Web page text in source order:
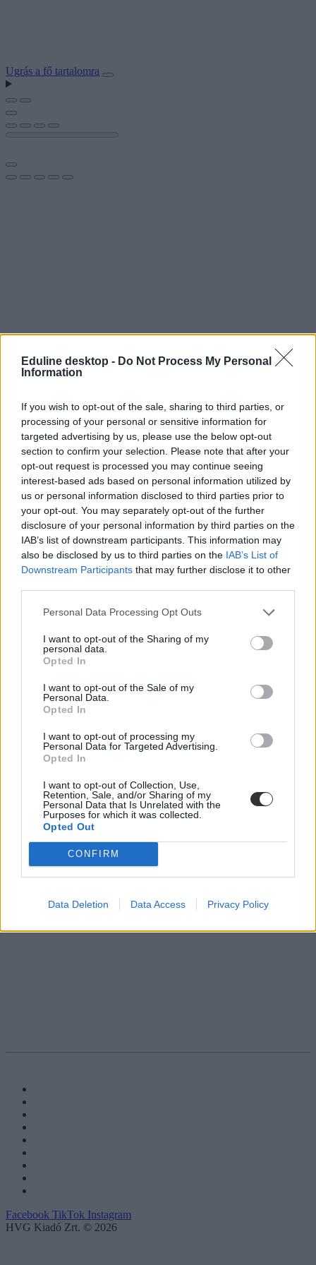
Eduline desktop - Do Not Process My Personal
Information
If you wish to opt-out of the sale, sharing to third parties, or
processing of your personal or sensitive information for
targeted advertising by us, please use the below opt-out
section to confirm your selection. Please note that after your
opt-out request is processed you may continue seeing
interest-based ads based on personal information utilized by
us or personal information disclosed to third parties prior to
your opt-out. You may separately opt-out of the further
disclosure of your personal information by third parties on the
IAB’s list of downstream participants. This information may
also be disclosed by us to third parties on the IAB’s List of
Downstream Participants that may further disclose it to other
Personal Data Processing Opt Outs
I want to opt-out of the Sharing of my
personal data.
Opted In
I want to opt-out of the Sale of my
Personal Data.
Opted In
I want to opt-out of processing my
Personal Data for Targeted Advertising.
Opted In
I want to opt-out of Collection, Use,
Retention, Sale, and/or Sharing of my
Personal Data that Is Unrelated with the
Purposes for which it was collected.
Opted Out
CONFIRM
Data Deletion Data Access Privacy Policy
Ugrás a fő tartalomra
#atlasz kronológia
Levelet küldtek az új atlaszról a helyettes
államtitkárnak a történelemtanárok
Elküldte a megújított történelmi atlasz elemzését Maruzsa Zoltán
köznevelési helyettes államtitkárnak a Történelemtanárok Egylete.
Azt kérik, az érettségizők a következő tanévtől is használhassák a
Közoktatás
Ennek nem fognak örülni a középiskolások:
kronológia helyett időszalag került az új atlaszba
"Ha a diák nincs tisztában az Aranybulla keletkezésének
évszámával, akkor ennek az ismeretnek a megszerzéshez a térkép és
az atlasz semmivel sem fog hozzájárulni" - írja az OFI 2017-es
Érettségi-felvételi
Facebook TikTok Instagram
HVG Kiadó Zrt. © 2026